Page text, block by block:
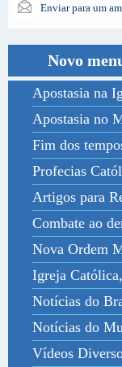
Enviar para um
Novo
Apostasia na
Apostasia no
Fim dos
Profecias
Artigos para
Combate ao
Nova Ordem
Igreja
Notícias do
Notícias do
Vídeos